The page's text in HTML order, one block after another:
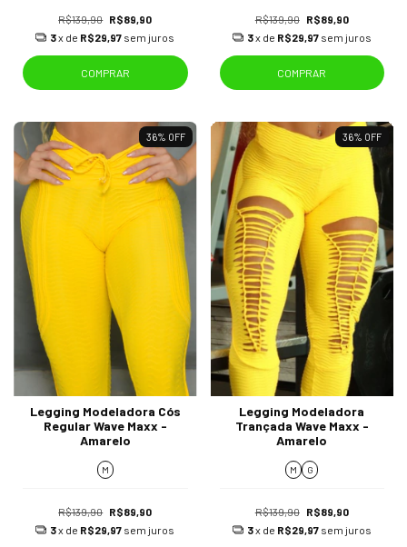
R$139,90 R$89,90
3x de R$29,97 sem juros
COMPRAR
R$139,90 R$89,90
3x de R$29,97 sem juros
COMPRAR
36% OFF
Legging Modeladora Cós
Regular Wave Maxx -
Amarelo
M
R$139,90 R$89,90
3x de R$29,97 sem juros
36% OFF
Legging Modeladora
Trançada Wave Maxx -
Amarelo
M G
R$139,90 R$89,90
3x de R$29,97 sem juros